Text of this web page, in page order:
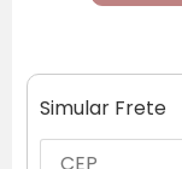
Simular Frete